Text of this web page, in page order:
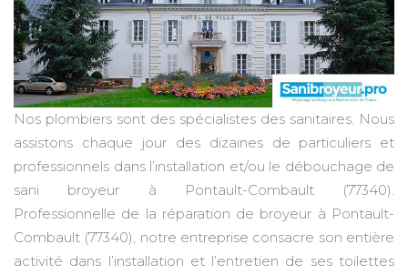
Nos plombiers sont des spécialistes des sanitaires. Nous
assistons chaque jour des dizaines de particuliers et
professionnels dans l’installation et/ou le débouchage de
sani broyeur à Pontault-Combault (77340).
Professionnelle de la réparation de broyeur à Pontault-
Combault (77340), notre entreprise consacre son entière
activité dans l’installation et l’entretien de ses toilettes